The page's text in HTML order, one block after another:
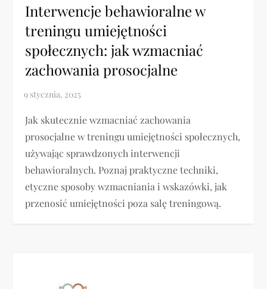
Interwencje behawioralne w
treningu umiejętności
społecznych: jak wzmacniać
zachowania prosocjalne
Jak skutecznie wzmacniać zachowania
prosocjalne w treningu umiejętności społecznych,
używając sprawdzonych interwencji
behawioralnych. Poznaj praktyczne techniki,
etyczne sposoby wzmacniania i wskazówki, jak
przenosić umiejętności poza salę treningową.